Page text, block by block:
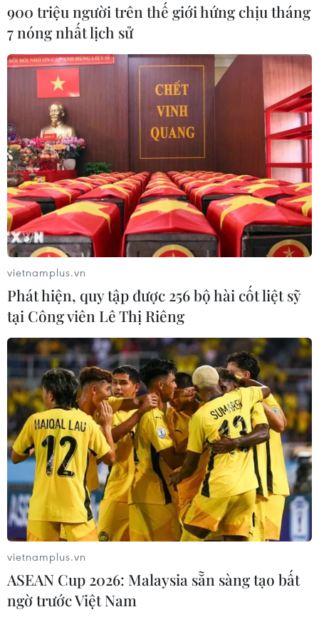
900 triệu người trên thế giới hứng chịu tháng
7 nóng nhất lịch sử
vietnamplus.vn
Phát hiện, quy tập được 256 bộ hài cốt liệt sỹ
tại Công viên Lê Thị Riêng
vietnamplus.vn
ASEAN Cup 2026: Malaysia sẵn sàng tạo bất
ngờ trước Việt Nam